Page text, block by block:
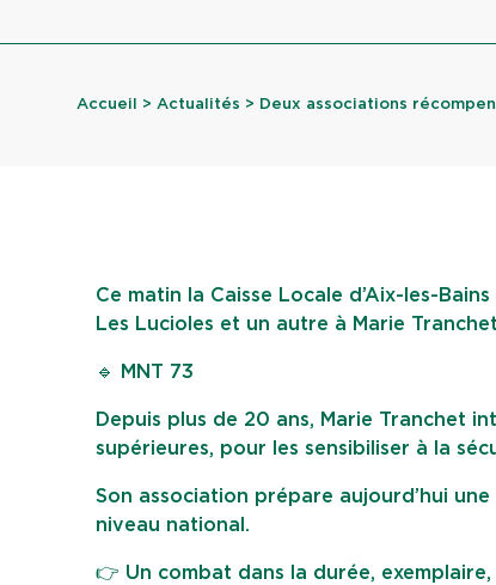
Accueil > Actualités > Deux associations
Ce matin la Caisse Locale d’Aix-les-
Les Lucioles et un autre à Marie
🔹 MNT 73
Depuis plus de 20 ans, Marie Tranchet
supérieures, pour les sensibiliser à la
Son association prépare aujourd’hui
niveau national.
👉 Un combat dans la durée, exemplaire,